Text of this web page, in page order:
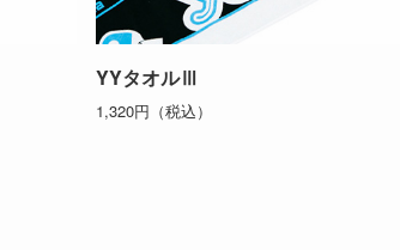
YYタオルⅢ
1,320円（税込）